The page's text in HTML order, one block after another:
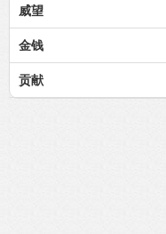
威望
金钱
贡献